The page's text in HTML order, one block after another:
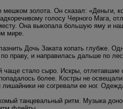
золота. Он сказал: «Деньги,
голосу Черного Мага,
Она выкопала большую яму и
мире.
Дочь Заката копать глубже.
праву, и направилась дальше по
стало сыро. Искры, отлетавшие
более. Костры не
не согревали ее ног.
танцевальный ритм. Музыка